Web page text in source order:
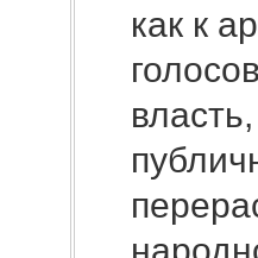
как к